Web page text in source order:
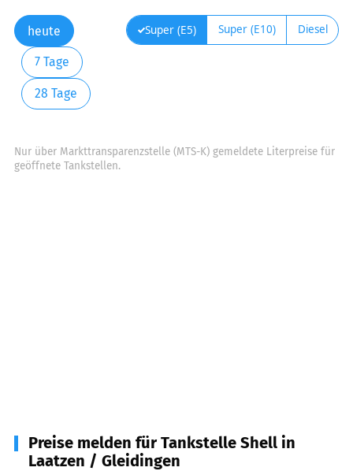
heute
7 Tage
28 Tage
Super (E5) Super (E10) Diesel
Nur über Markttransparenzstelle (MTS-K) gemeldete Literpreise für
geöffnete Tankstellen.
Preise melden für Tankstelle Shell in
Laatzen / Gleidingen